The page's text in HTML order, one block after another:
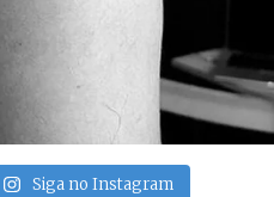
Siga no Instagram